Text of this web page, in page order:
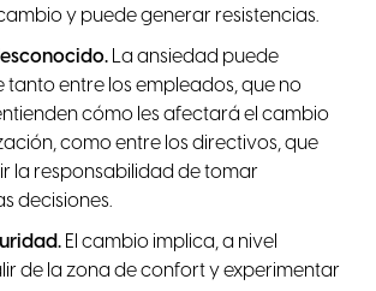
y puede generar resistencias.
La ansiedad puede
tanto entre los empleados, que no
cómo les afectará el cambio
como entre los directivos, que
la responsabilidad de tomar
decisiones.
El cambio implica, a nivel
de la zona de confort y experimentar